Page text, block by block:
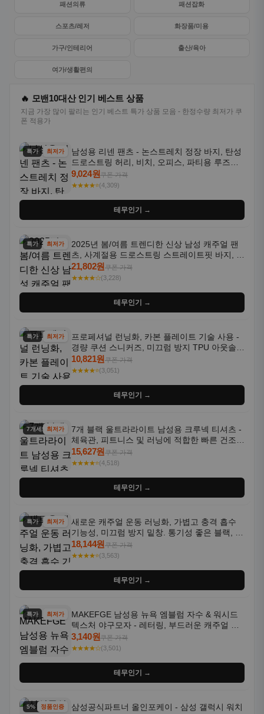
패션의류 패션잡화
스포츠/레저 화장품/미용
가구/인테리어 출산/육아
여가/생활편의
🔥 모밴10대산 인기 베스트 상품
지금 가장 많이 팔리는 인기 베스트 특가 상품 모음 - 한정수량 최저가 쿠
폰 적용가
특가 최저가
남성용 리넨 팬츠 - 논스트레치 정장 바지, 탄성
드로스트링 허리, 비치, 오피스, 파티용 루즈핏
트라우저 - 세탁기 사용 가능한 캐주얼 정장 의
상
9,024원쿠폰 가격
★★★★⭐(4,309)
테무인기 →
특가 최저가
2025년 봄/여름 트렌디한 신상 남성 캐주얼 팬
츠, 사계절용 드로스트링 스트레이트핏 바지, 한
국 스타일, 활용도 높은 아웃도어 및 정장용, 발
목 바지
21,802원쿠폰 가격
★★★★☆(3,228)
테무인기 →
특가 최저가
프로페셔널 런닝화, 카본 플레이트 기술 사용 -
경량 쿠션 스니커즈, 미끄럼 방지 TPU 아웃솔,
통기성 화이트-퍼플 그라데이션, 헬스, 트레이
닝 - 남성용, 여성용, 모든 계절에 적합
10,821원쿠폰 가격
★★★★⭐(3,051)
테무인기 →
7개세트최저가
7개 블랙 울트라라이트 남성용 크루넥 티셔츠 -
체육관, 피트니스 및 러닝에 적합한 빠른 건조,
통기성 좋은 수분 흡수 반팔 운동복
15,627원쿠폰 가격
★★★★⭐(4,518)
테무인기 →
특가 최저가
새로운 캐주얼 운동 러닝화, 가볍고 충격 흡수
기능성, 미끄럼 방지 밑창. 통기성 좋은 블랙, 화
이트, 퍼플 그라데이션 색상
18,144원쿠폰 가격
★★★★⭐(3,563)
테무인기 →
특가 최저가
MAKEFGE 남성용 뉴욕 엠블럼 자수 & 워시드
텍스처 야구모자 - 레터링, 부드러운 캐주얼 모
자, NYC 스타일
3,140원쿠폰 가격
★★★★☆(3,501)
테무인기 →
5% 할인정품인증
삼성공식파트너 올인포케이 - 삼성 갤럭시 워치